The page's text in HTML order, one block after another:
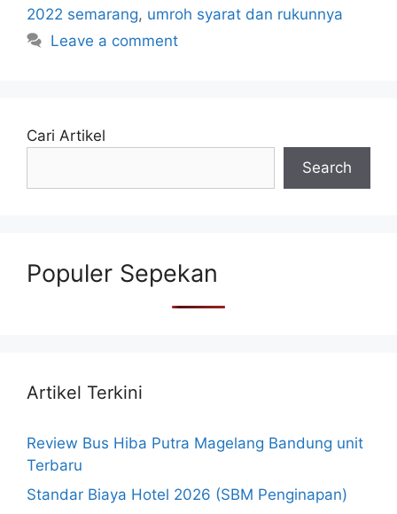
2022 semarang, umroh syarat dan rukunnya
Leave a comment
Cari Artikel
Search
Populer Sepekan
Artikel Terkini
Review Bus Hiba Putra Magelang Bandung unit
Terbaru
Standar Biaya Hotel 2026 (SBM Penginapan)